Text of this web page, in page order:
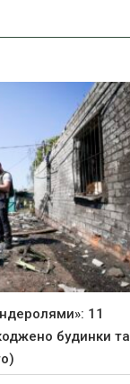
11
будинки та